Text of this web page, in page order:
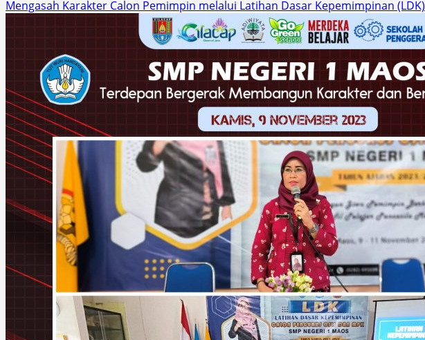
Mengasah Karakter Calon Pemimpin melalui Latihan Dasar Kepemimpinan (LDK)